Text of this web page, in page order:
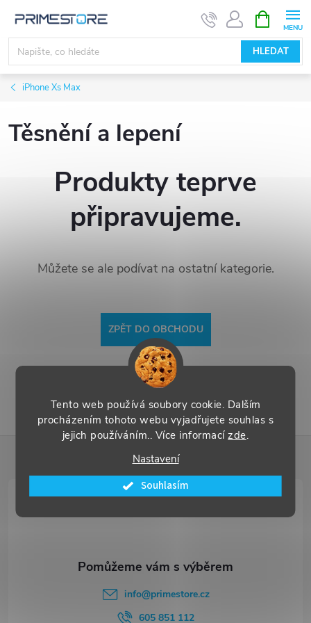
Tento web používá soubory cookie. Dalším
procházením tohoto webu vyjadřujete souhlas s
jejich používáním.. Více informacízde.
Nastavení
Souhlasím
obsah
HLEDAT
NÁKUPNÍ
KOŠÍK
iPhone Xs Max
Těsnění a lepení
Produkty teprve
připravujeme.
Můžete se ale podívat na ostatní kategorie.
ZPĚT DO OBCHODU
info@primestore.cz
605 851 112